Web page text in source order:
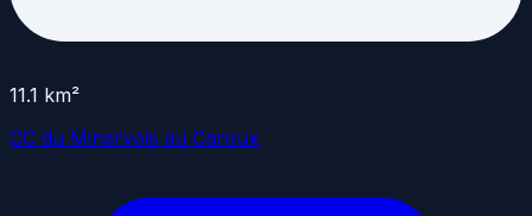
11.1 km²
CC du Minervois au Caroux